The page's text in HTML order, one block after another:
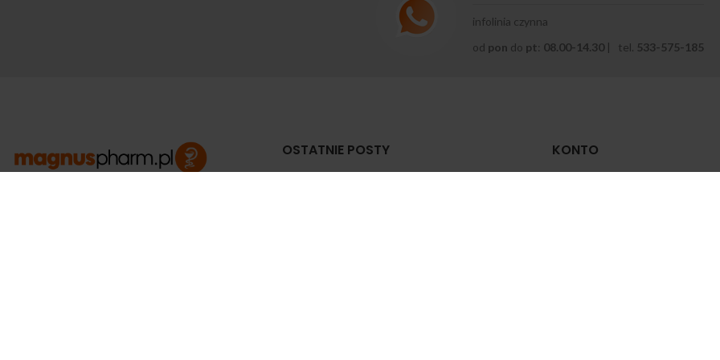
infolinia czynna
od pon do pt: 08.00-14.30 | tel. 533-575-185
OSTATNIE POSTY KONTO